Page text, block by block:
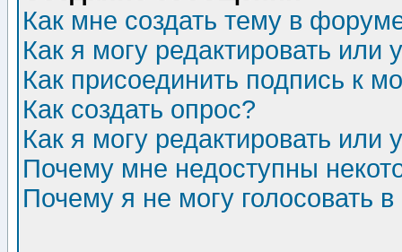
Как мне создать тему в
Как я могу редактировать или
Как присоединить подпись к
Как создать опрос?
Как я могу редактировать или
Почему мне недоступны
Почему я не могу голосовать